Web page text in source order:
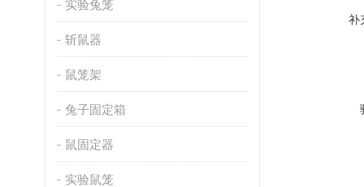
实验兔笼
斩鼠器
鼠笼架
兔子固定箱
鼠固定器
实验鼠笼
补